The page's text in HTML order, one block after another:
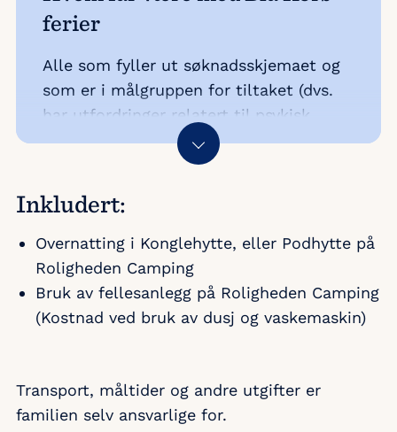
ferier
Alle som fyller ut søknadsskjemaet og
som er i målgruppen for tiltaket (dvs.
har utfordringer relatert til psykisk
helse, rus eller økonomi) er kvalifiserte
til å være med på ferie med Blå Kors
fra Nav, barnevernstjeneste, eller
lignende. Det er heller ikke krav til at
barna må være i barneskolealder. Det er
ikke tillatt å ha med kjæledyr på
organiserte ferier med Blå Kors ferier.
og har ikke mulighet til å gi et
ferietilbud til alle som søker. Vi venter
til etter søknadsfrist med å tildele
Inkludert:
Overnatting i Konglehytte, eller Podhytte på
Roligheden Camping
Bruk av fellesanlegg på Roligheden Camping
(Kostnad ved bruk av dusj og vaskemaskin)
Transport, måltider og andre utgifter er
familien selv ansvarlige for.